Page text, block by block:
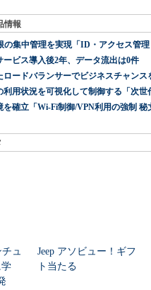
情報
集中管理を実現「ID・アクセス管
ービス導入後2年、データ流出は0件
ロードバランサーでビジネスチャンス
用状況を可視化して制御する「次世
確立「Wi-Fi制御/VPN利用の強制 秘
ュ
学
Jeep アソビュー！ギフ
ト当たる